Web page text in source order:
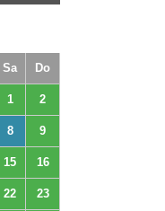
Sa Do
1 2
8 9
15 16
22 23